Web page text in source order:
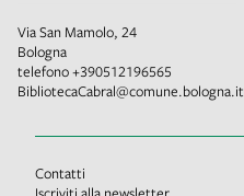
Via San Mamolo, 24
Bologna
telefono+390512196565
BibliotecaCabral@comune.bologna.it
Contatti